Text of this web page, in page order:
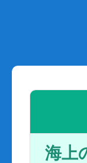
海上